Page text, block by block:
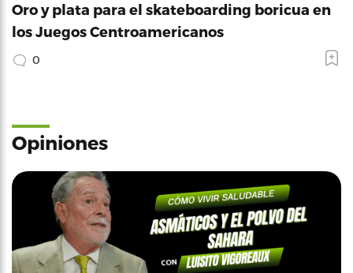
Oro y plata para el skateboarding boricua en
los Juegos Centroamericanos
0
Opiniones